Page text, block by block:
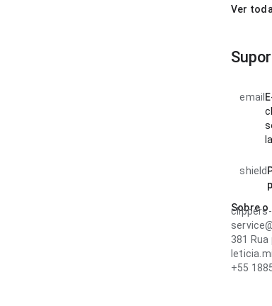
Ver
email
shield
Sobre
381 Rua
+55